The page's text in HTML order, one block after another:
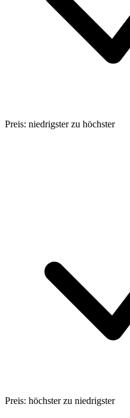
Preis: niedrigster zu höchster
Preis: höchster zu niedrigster